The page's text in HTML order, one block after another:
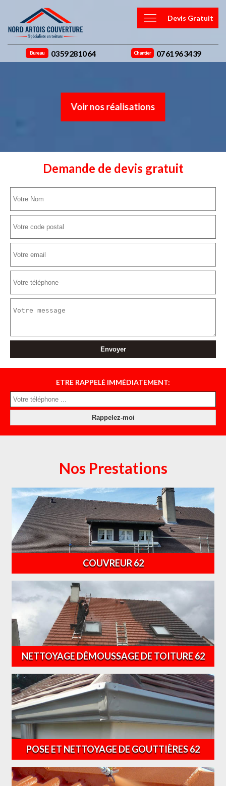
Devis Gratuit
Bureau 03 59 28 10 64 Chantier 07 61 96 34 39
Voir nos réalisations
Demande de devis gratuit
ETRE RAPPELÉ IMMÉDIATEMENT:
Nos Prestations
COUVREUR 62
NETTOYAGE DÉMOUSSAGE DE TOITURE 62
POSE ET NETTOYAGE DE GOUTTIÈRES 62